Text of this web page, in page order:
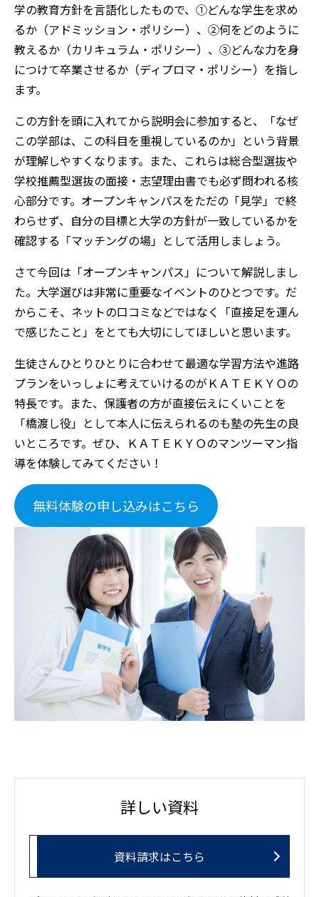
学の教育方針を言語化したもので、①どんな学生を求め
るか（アドミッション・ポリシー）、②何をどのように
教えるか（カリキュラム・ポリシー）、③どんな力を身
につけて卒業させるか（ディプロマ・ポリシー）を指し
ます。
この方針を頭に入れてから説明会に参加すると、「なぜ
この学部は、この科目を重視しているのか」という背景
が理解しやすくなります。また、これらは総合型選抜や
学校推薦型選抜の面接・志望理由書でも必ず問われる核
心部分です。オープンキャンパスをただの「見学」で終
わらせず、自分の目標と大学の方針が一致しているかを
確認する「マッチングの場」として活用しましょう。
さて今回は「オープンキャンパス」について解説しまし
た。大学選びは非常に重要なイベントのひとつです。だ
からこそ、ネットの口コミなどではなく「直接足を運ん
で感じたこと」をとても大切にしてほしいと思います。
生徒さんひとりひとりに合わせて最適な学習方法や進路
プランをいっしょに考えていけるのがＫＡＴＥＫＹＯの
特長です。また、保護者の方が直接伝えにくいことを
「橋渡し役」として本人に伝えられるのも塾の先生の良
いところです。ぜひ、ＫＡＴＥＫＹＯのマンツーマン指
導を体験してみてください！
無料体験の申し込みはこちら
詳しい資料
資料請求はこちら